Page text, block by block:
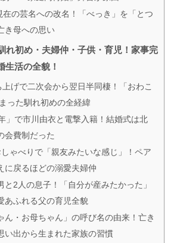
在の芸名への改名！「べっき」を「とつ
き母への思い
れ初め・夫婦仲・子供・育児！家事完
生活の全貌！
上げで二次会から翌日半同棲！「おわこ
った馴れ初めの全経緯
」で市川由衣と電撃入籍！結婚式は北
会費制だった
ゃべりで「親友みたいな感じ」！ペア
に戻るほどの溺愛夫婦仲
と2人の息子！「自分が産みたかった」
あふれる父の育児全貌
ん・お母ちゃん」の呼び名の由来！亡き
い出から生まれた家族の習慣